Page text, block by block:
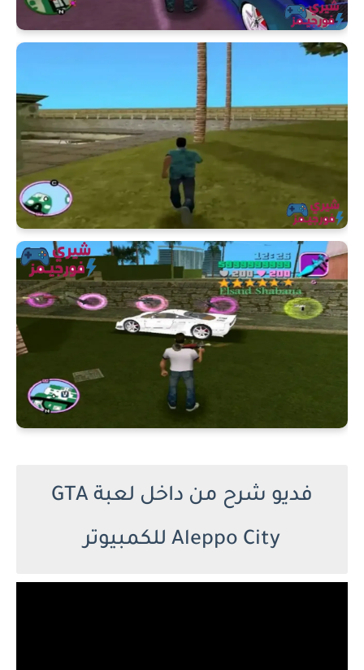
فديو شرح من داخل لعبة GTA
Aleppo City للكمبيوتر